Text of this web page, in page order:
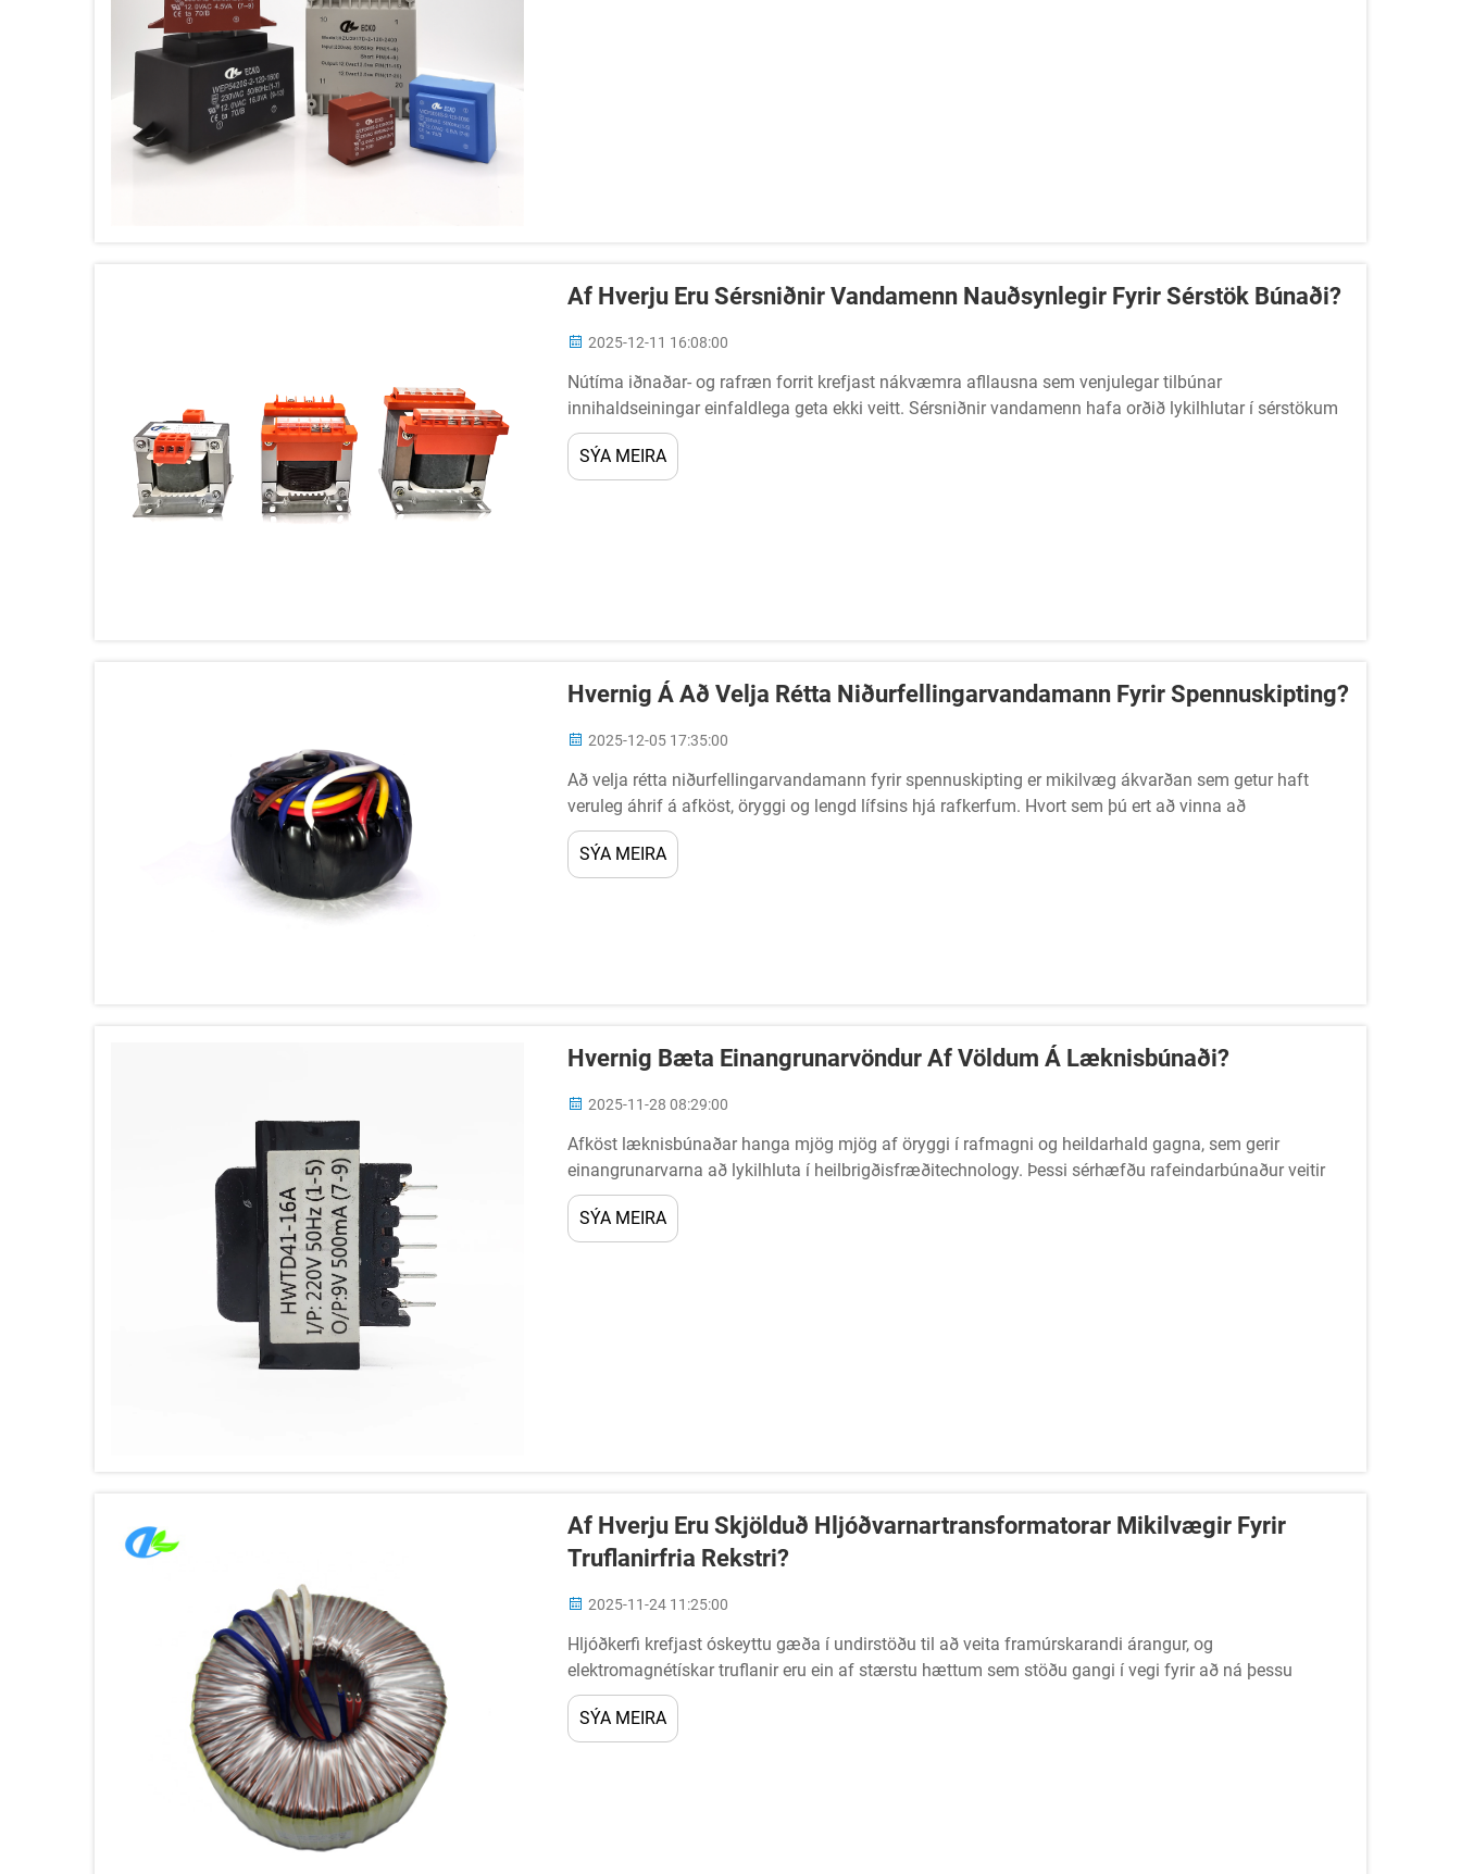
Af Hverju Eru Sérsniðnir Vandamenn Nauðsynlegir Fyrir Sérstök Búnaði?
2025-12-11 16:08:00
Nútíma iðnaðar- og rafræn forrit krefjast nákvæmra afllausna sem venjulegar tilbúnar
innihaldseiningar einfaldlega geta ekki veitt. Sérsniðnir vandamenn hafa orðið lykilhlutar í sérstökum
búnaði í mörgum mismunandi iðgreinum, frá...
SÝA MEIRA
Hvernig Á Að Velja Rétta Niðurfellingarvandamann Fyrir Spennuskipting?
2025-12-05 17:35:00
Að velja rétta niðurfellingarvandamann fyrir spennuskipting er mikilvæg ákvarðan sem getur haft
veruleg áhrif á afköst, öryggi og lengd lífsins hjá rafkerfum. Hvort sem þú ert að vinna að
iðnaðarbúnaði, verslunarbúnaði...
SÝA MEIRA
Hvernig Bæta Einangrunarvöndur Af Völdum Á Læknisbúnaði?
2025-11-28 08:29:00
Afköst læknisbúnaðar hanga mjög mjög af öryggi í rafmagni og heildarhald gagna, sem gerir
einangrunarvarna að lykilhluta í heilbrigðisfræðitechnology. Þessi sérhæfðu rafeindarbúnaður veitir
galvanískt einangrun á milli inntaks og úttaks...
SÝA MEIRA
Af Hverju Eru Skjölduð Hljóðvarnartransformatorar Mikilvægir Fyrir
Truflanirfria Rekstri?
2025-11-24 11:25:00
Hljóðkerfi krefjast óskeyttu gæða í undirstöðu til að veita framúrskarandi árangur, og
elektromagnétískar truflanir eru ein af stærstu hættum sem stöðu gangi í vegi fyrir að ná þessu
markmiði. Skjölduð hljóðvarnartransformatorar eru lykilhluti í frummælum hljóðkerfum sem vernda
gegn slíkum truflunum...
SÝA MEIRA